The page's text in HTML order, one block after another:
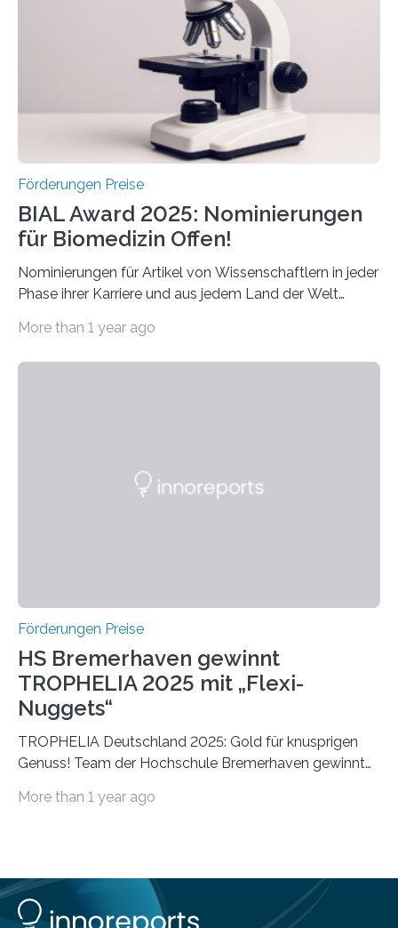
Preis aus. Er richtet sich gezielt an jüngere
Forscherinnen und Forscher unter 40 Jahren. Geehrt
werden soll eine herausragende Doktorarbeit oder eine
hochrangige wissenschaftliche Publikation zum Thema
Förderungen Preise
BIAL Award 2025: Nominierungen
für Biomedizin Offen!
Nominierungen für Artikel von Wissenschaftlern in jeder
Phase ihrer Karriere und aus jedem Land der Welt
Leben gerufen, um die bemerkenswertesten
Foundation, des BIAL Award in Biomedicine ist in
More than 1 year ago
Förderungen Preise
HS Bremerhaven gewinnt
TROPHELIA 2025 mit „Flexi-
Nuggets“
TROPHELIA Deutschland 2025: Gold für knusprigen
Genuss! Team der Hochschule Bremerhaven gewinnt
ECOTROPHELIAMit der Produktidee “Flexi-Nuggets”
Studierende der Lebensmittelwissenschaften und
wurde zum 16. Mal durch den Forschungskreis der
More than 1 year ago